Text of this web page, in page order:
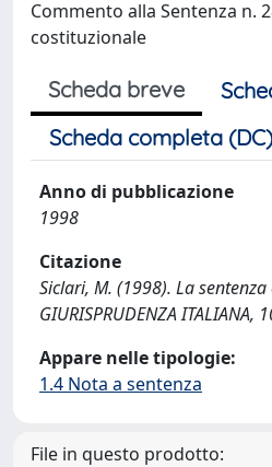
Commento alla Sentenza n.
costituzionale
Scheda breve
Scheda completa (DC)
Anno di pubblicazione
1998
Citazione
Siclari, M. (1998). La sentenza
GIURISPRUDENZA ITALIANA,
Appare nelle tipologie:
1.4 Nota a sentenza
File in questo prodotto: